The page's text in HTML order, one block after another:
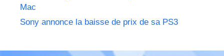
Mac
Sony annonce la baisse de prix de sa PS3